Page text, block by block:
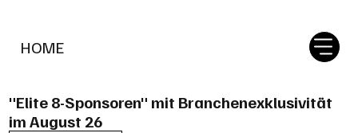
HOME
"Elite 8-Sponsoren" mit Branchenexklusivität
im August 26